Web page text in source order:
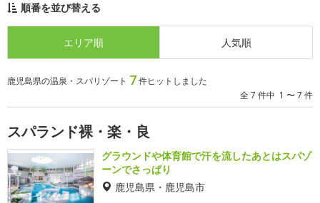
順番を並び替える
エリア順 人気順
鹿児島県の温泉・スパリゾート 7件ヒットしました
全 7 件中 1 〜 7 件
スパランド裸・楽・良
グラウンドや体育館で汗を流したあとはスパゾ
ーンでさっぱり
鹿児島県・鹿児島市